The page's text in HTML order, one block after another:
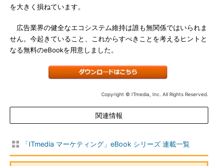
を大きく損ねています。
広告業界の健全なエコシステム維持は誰も無関係ではいられま
せん。今起きていること、これからすべきことを考えるヒントと
なる無料のeBookを用意しました。
Copyright © ITmedia, Inc. All Rights Reserved.
関連情報
「ITmedia マーケティング」eBook シリーズ 連載一覧